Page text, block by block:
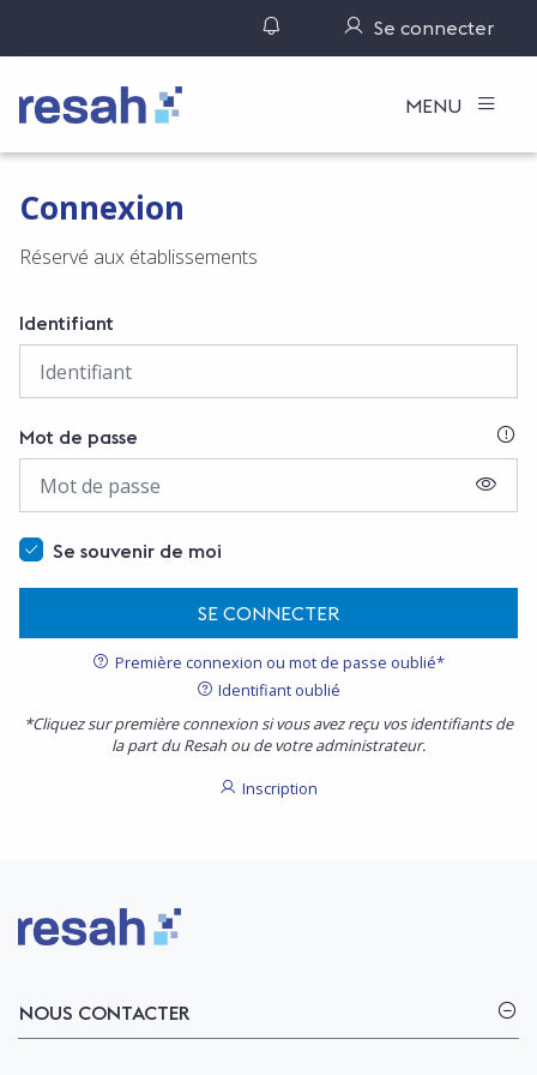
Gérer ses notifications
Se connecter
Logo Resah MENU
Connexion
Réservé aux établissements
Identifiant
Mot de passe
Se souvenir de moi
SE CONNECTER
Première connexion ou mot de passe oublié*
Identifiant oublié
*Cliquez sur première connexion si vous avez reçu vos identifiants de
la part du Resah ou de votre administrateur.
Inscription
Logo Resah
NOUS CONTACTER